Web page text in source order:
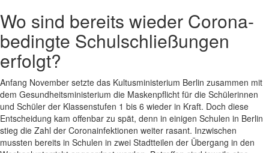
Wo sind bereits wieder Corona-
bedingte Schulschließungen
erfolgt?
Anfang November setzte das Kultusministerium Berlin zusammen mit
dem Gesundheitsministerium die Maskenpflicht für die Schülerinnen
und Schüler der Klassenstufen 1 bis 6 wieder in Kraft. Doch diese
Entscheidung kam offenbar zu spät, denn in einigen Schulen in Berlin
stieg die Zahl der Coronainfektionen weiter rasant. Inzwischen
mussten bereits in Schulen in zwei Stadtteilen der Übergang in den